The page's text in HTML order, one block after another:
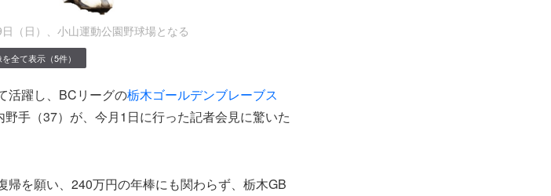
（日）、小山運動公園野球場となる
全て表示（5件）
活躍し、BCリーグの栃木ゴールデンブレーブス
手（37）が、今月1日に行った記者会見に驚いた
帰を願い、240万円の年棒にも関わらず、栃木GB